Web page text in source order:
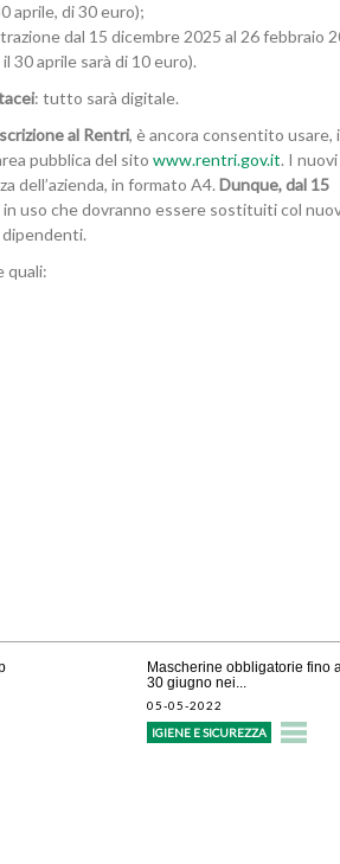
aprile, di 30 euro);
dal 15 dicembre 2025 al 26 febbraio
30 aprile sarà di 10 euro).
: tutto sarà digitale.
al Rentri, è ancora consentito usare,
pubblica del sito www.rentri.gov.it. I nuovi
dell’azienda, in formato A4. Dunque, dal 15
in uso che dovranno essere sostituiti col
quali:
Mascherine obbligatorie fino
30 giugno nei...
05-05-2022
IGIENE E SICUREZZA